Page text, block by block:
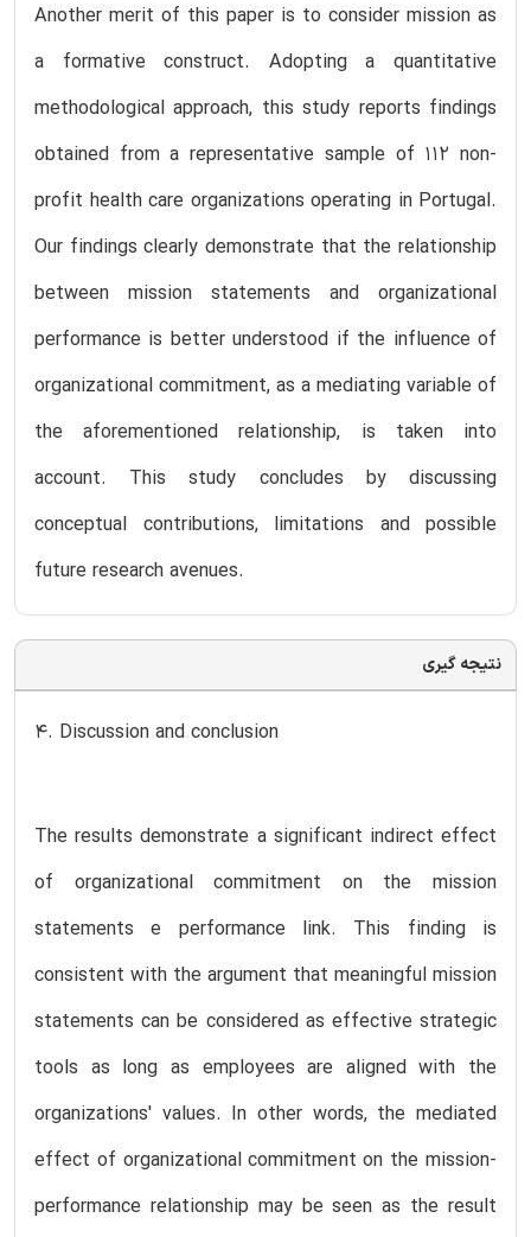
Another merit of this paper is to consider mission as
a formative construct. Adopting a quantitative
methodological approach, this study reports findings
obtained from a representative sample of 112 non-
profit health care organizations operating in Portugal.
Our findings clearly demonstrate that the relationship
between mission statements and organizational
performance is better understood if the influence of
organizational commitment, as a mediating variable of
the aforementioned relationship, is taken into
account. This study concludes by discussing
conceptual contributions, limitations and possible
future research avenues.
نتیجه گیری
4. Discussion and conclusion
The results demonstrate a significant indirect effect
of organizational commitment on the mission
statements e performance link. This finding is
consistent with the argument that meaningful mission
statements can be considered as effective strategic
tools as long as employees are aligned with the
organizations' values. In other words, the mediated
effect of organizational commitment on the mission-
performance relationship may be seen as the result